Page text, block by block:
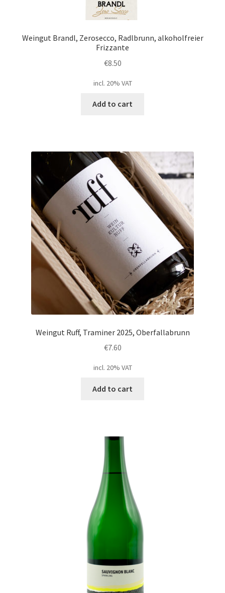
Weingut Brandl, Zerosecco, Radlbrunn, alkoholfreier
Frizzante
€8.50
incl. 20% VAT
Add to cart
Weingut Ruff, Traminer 2025, Oberfallabrunn
€7.60
incl. 20% VAT
Add to cart